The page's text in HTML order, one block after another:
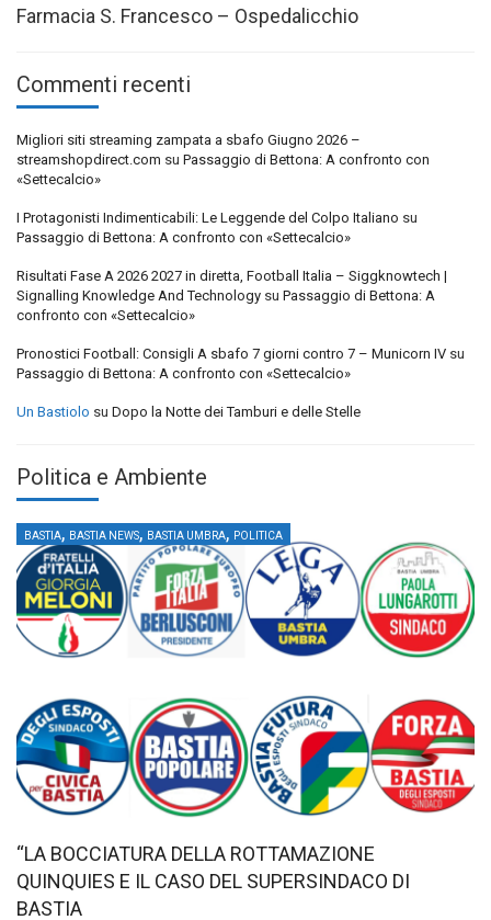
Farmacia S. Francesco – Ospedalicchio
Commenti recenti
Migliori siti streaming zampata a sbafo Giugno 2026 –
streamshopdirect.com su Passaggio di Bettona: A confronto con
«Settecalcio»
I Protagonisti Indimenticabili: Le Leggende del Colpo Italiano su
Passaggio di Bettona: A confronto con «Settecalcio»
Risultati Fase A 2026 2027 in diretta, Football Italia – Siggknowtech |
Signalling Knowledge And Technology su Passaggio di Bettona: A
confronto con «Settecalcio»
Pronostici Football: Consigli A sbafo 7 giorni contro 7 – Municorn IV su
Passaggio di Bettona: A confronto con «Settecalcio»
Un Bastiolo su Dopo la Notte dei Tamburi e delle Stelle
Politica e Ambiente
BASTIA, BASTIA NEWS, BASTIA UMBRA, POLITICA
“LA BOCCIATURA DELLA ROTTAMAZIONE
QUINQUIES E IL CASO DEL SUPERSINDACO DI
BASTIA